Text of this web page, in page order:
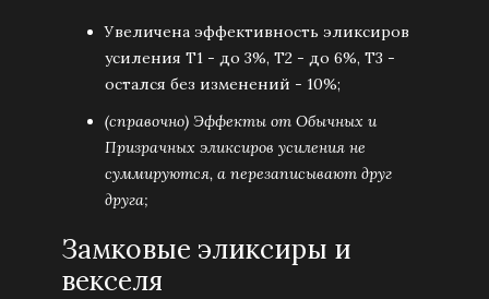
Увеличена эффективность эликсиров
усиления Т1 - до 3%, Т2 - до 6%, Т3 -
остался без изменений - 10%;
(справочно) Эффекты от Обычных и
Призрачных эликсиров усиления не
суммируются, а перезаписывают друг
друга;
Замковые эликсиры и
векселя